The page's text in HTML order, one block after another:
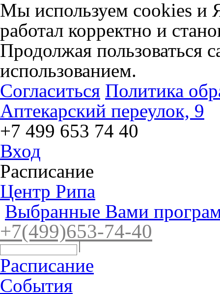
Мы используем cookies и
работал корректно и
Продолжая пользоваться
использованием.
Согласиться Политика
Аптекарский переулок, 9
+7 499 653 74 40
Вход
Расписание
Центр Рипа
Выбранные Вами
+7(499)653-74-40
Расписание
События